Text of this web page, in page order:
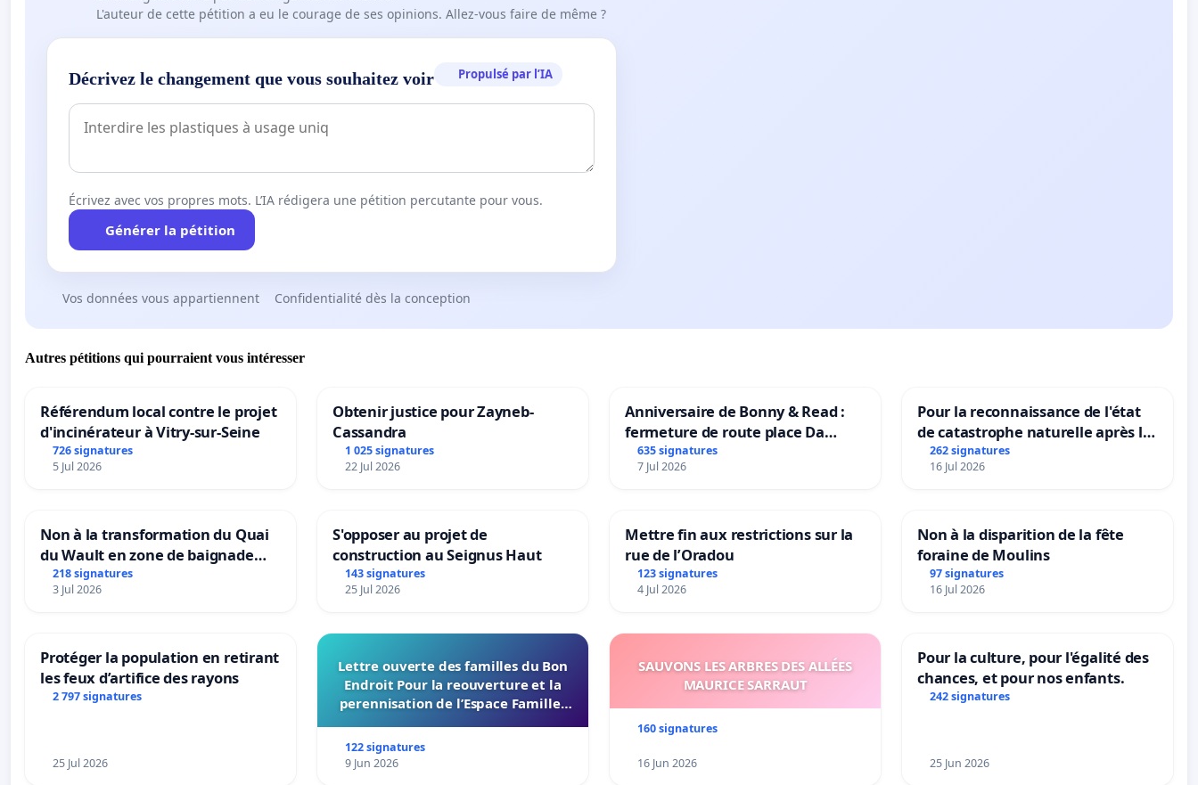
L'auteur de cette pétition a eu le courage de ses opinions. Allez-vous faire de même ?
Décrivez le changement que vous souhaitez voir Propulsé par l’IA
Écrivez avec vos propres mots. L’IA rédigera une pétition percutante pour vous.
Générer la pétition
Vos données vous appartiennent Confidentialité dès la conception
Autres pétitions qui pourraient vous intéresser
Référendum local contre le projet
d'incinérateur à Vitry-sur-Seine
726 signatures
5 Jul 2026
Obtenir justice pour Zayneb-
Cassandra
1 025 signatures
22 Jul 2026
Anniversaire de Bonny & Read :
fermeture de route place Da
Maya M
635 signatures
7 Jul 2026
Pour la reconnaissance de l'état
de catastrophe naturelle après la
grêle du 15 juillet 2026 à Aubenas
et ses alentours
262 signatures
16 Jul 2026
Non à la transformation du Quai
du Wault en zone de baignade
urbaine
218 signatures
3 Jul 2026
S'opposer au projet de
construction au Seignus Haut
143 signatures
25 Jul 2026
Mettre fin aux restrictions sur la
rue de l’Oradou
123 signatures
4 Jul 2026
Non à la disparition de la fête
foraine de Moulins
97 signatures
16 Jul 2026
Protéger la population en retirant
les feux d’artifice des rayons
2 797 signatures
25 Jul 2026
Lettre ouverte des familles du Bon
Endroit Pour la reouverture et la
perennisation de l’Espace Familles
122 signatures
9 Jun 2026
SAUVONS LES ARBRES DES ALLÉES
MAURICE SARRAUT
160 signatures
16 Jun 2026
Pour la culture, pour l'égalité des
chances, et pour nos enfants.
242 signatures
25 Jun 2026